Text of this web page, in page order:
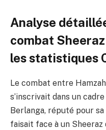
Analyse
combat
les statistiques
Le combat entre
s’inscrivait dans un
Berlanga, réputé pour
faisait face à un